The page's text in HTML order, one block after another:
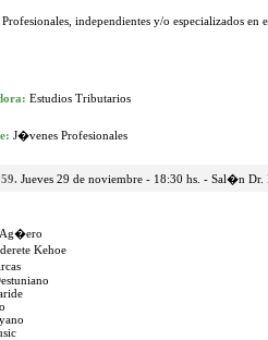
independientes y/o especializados
Estudios Tributarios
J�venes Profesionales
Jueves 29 de noviembre - 18:30 hs. - Sal�n
Ag�ero
Kehoe